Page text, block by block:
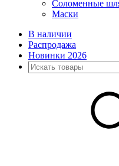
Соломенные
Маски
В наличии
Распродажа
Новинки 2026